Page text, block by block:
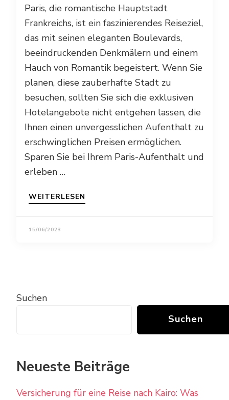
Paris, die romantische Hauptstadt
Frankreichs, ist ein faszinierendes Reiseziel,
das mit seinen eleganten Boulevards,
beeindruckenden Denkmälern und einem
Hauch von Romantik begeistert. Wenn Sie
planen, diese zauberhafte Stadt zu
besuchen, sollten Sie sich die exklusiven
Hotelangebote nicht entgehen lassen, die
Ihnen einen unvergesslichen Aufenthalt zu
erschwinglichen Preisen ermöglichen.
Sparen Sie bei Ihrem Paris-Aufenthalt und
erleben …
WEITERLESEN
15/06/2023
Suchen
Suchen
Neueste Beiträge
Versicherung für eine Reise nach Kairo: Was